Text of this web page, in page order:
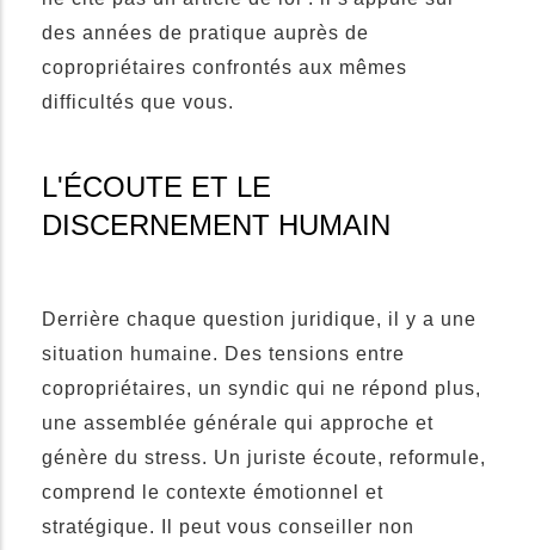
des années de pratique auprès de
copropriétaires confrontés aux mêmes
difficultés que vous.
L'ÉCOUTE ET LE
DISCERNEMENT HUMAIN
Derrière chaque question juridique, il y a une
situation humaine. Des tensions entre
copropriétaires, un syndic qui ne répond plus,
une assemblée générale qui approche et
génère du stress. Un juriste écoute, reformule,
comprend le contexte émotionnel et
stratégique. Il peut vous conseiller non